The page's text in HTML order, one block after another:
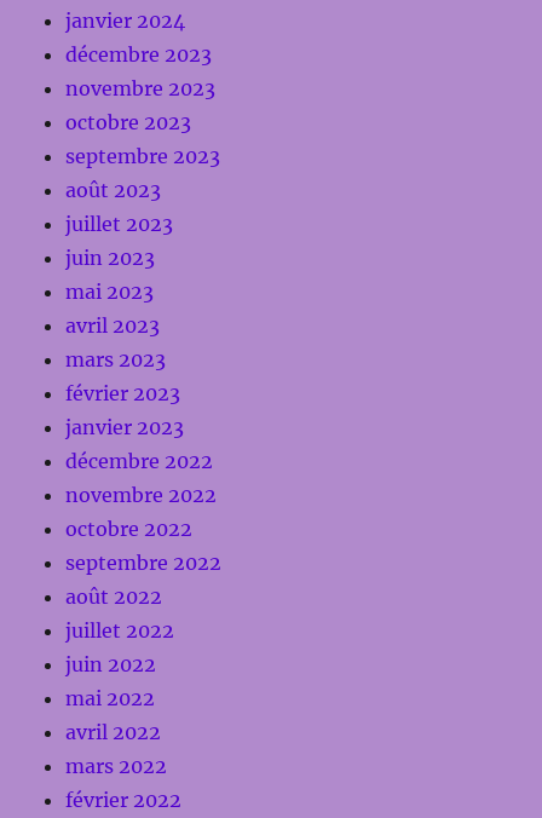
janvier 2024
décembre 2023
novembre 2023
octobre 2023
septembre 2023
août 2023
juillet 2023
juin 2023
mai 2023
avril 2023
mars 2023
février 2023
janvier 2023
décembre 2022
novembre 2022
octobre 2022
septembre 2022
août 2022
juillet 2022
juin 2022
mai 2022
avril 2022
mars 2022
février 2022